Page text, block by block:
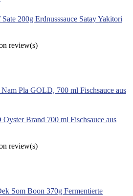
200g Erdnusssauce Satay Yakitori
review(s)
Brand 700 ml Fischsauce aus
review(s)